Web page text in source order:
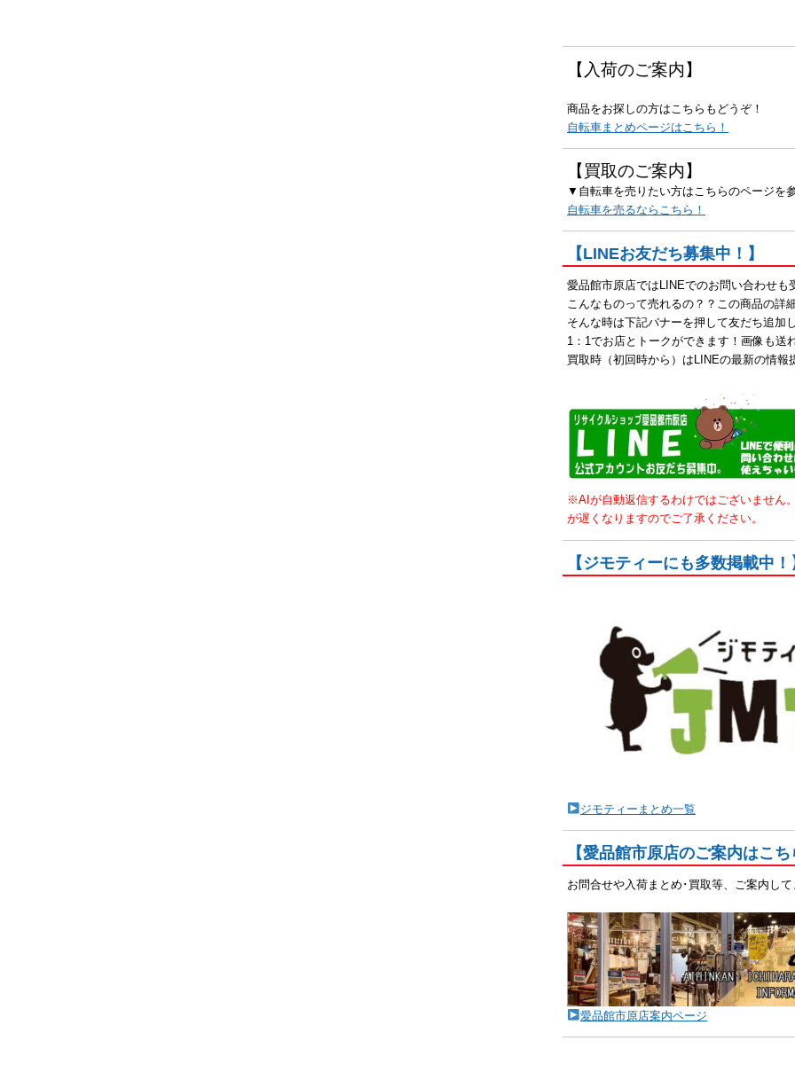
【入荷のご案内】
商品をお探しの方はこちらもどうぞ！
自転車まとめページはこちら！
【買取のご案内】
▼自転車を売りたい方はこちらのページを
自転車を売るならこちら！
【LINEお友だち募集中！】
愛品館市原店ではLINEでのお問い合わせも
こんなものって売れるの？？この商品の詳
そんな時は下記バナーを押して友だち追加
1：1でお店とトークができます！画像も送
買取時（初回時から）はLINEの最新の情報
※AIが自動返信するわけではございません
が遅くなりますのでご了承ください。
【ジモティーにも多数掲載中！
ジモティーまとめ一覧
【愛品館市原店のご案内はこち
お問合せや入荷まとめ･買取等、ご案内して
愛品館市原店案内ページ